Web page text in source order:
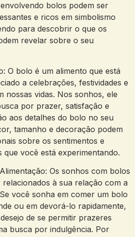
bolos podem ser⁣
‌e ricos em simbolismo
para ⁢descobrir o⁣ que os
revelar sobre o ⁤seu
O ⁤bolo é⁣ um ⁣alimento ‌que está
a celebrações, festividades ​e
⁤nossas vidas. ​Nos‍ sonhos,​ ele
por ​prazer, satisfação ​e
aos‍ detalhes do bolo ​no‌ seu
tamanho e decoração podem
‌sobre os ​sentimentos e
⁢que‍ você está ⁤experimentando.
‍Os sonhos com ‌bolos
à sua ⁢relação com a
você sonha ⁤em comer um bolo
ou em devorá-lo rapidamente,
de ​se permitir ⁣prazeres
busca por indulgência. Por